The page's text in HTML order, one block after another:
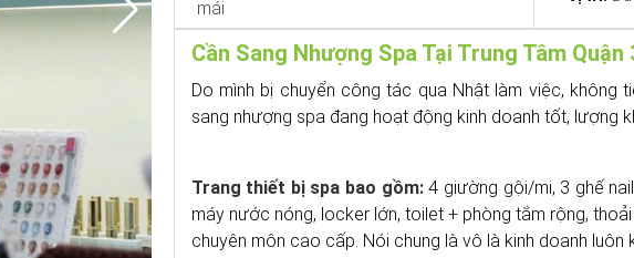
mái
Cần Sang Nhượng Spa Tại Trung Tâm Quận
Do mình bị chuyển công tác qua Nhật làm việc, không
sang nhượng spa đang hoạt động kinh doanh tốt, lượng
Trang thiết bị spa bao gồm:4 giường gội/mi, 3 ghế
máy nước nóng, locker lớn, toilet + phòng tắm rộng,
chuyên môn cao cấp. Nói chung là vô là kinh doanh luôn